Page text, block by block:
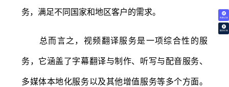
免费试译
翻译价格
务，满足不同国家和地区客户的需求。
总而言之，视频翻译服务是一项综合性的服
务，它涵盖了字幕翻译与制作、听写与配音服务、
多媒体本地化服务以及其他增值服务等多个方面。